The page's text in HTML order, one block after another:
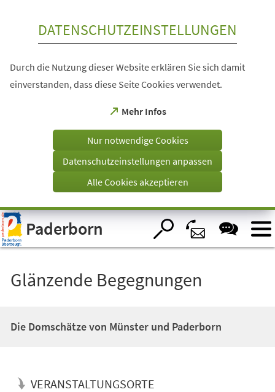
Visuelle
Assistenzsoftware
öffnen.
DATENSCHUTZEINSTELLUNGEN
Durch die Nutzung dieser Website erklären Sie sich damit
einverstanden, dass diese Seite Cookies verwendet.
Mehr Infos
(Öffnet
einem
Tab)
Nur notwendige Cookies
Datenschutzeinstellungen anpassen
Alle Cookies akzeptieren
Paderborn
Glänzende Begegnungen
Die Domschätze von Münster und Paderborn
VERANSTALTUNGSORTE